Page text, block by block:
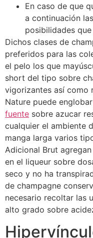
En caso de que
a continuación
posibilidades
Dichos clases de
preferidos para las
el pelo los que
short del tipo sobre
vigorizantes así­ como
Nature puede
fuente sobre azucar
cualquier el ambiente
manga larga varios
Adicional Brut
en el liqueur sobre
seco y no ha
de champagne
necesario recoltar las
alto grado sobre